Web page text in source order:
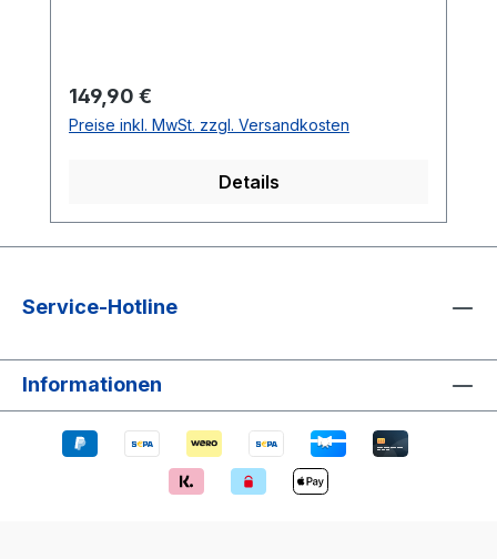
Regulärer Preis:
149,90 €
Preise inkl. MwSt. zzgl. Versandkosten
Details
Service-Hotline
Informationen